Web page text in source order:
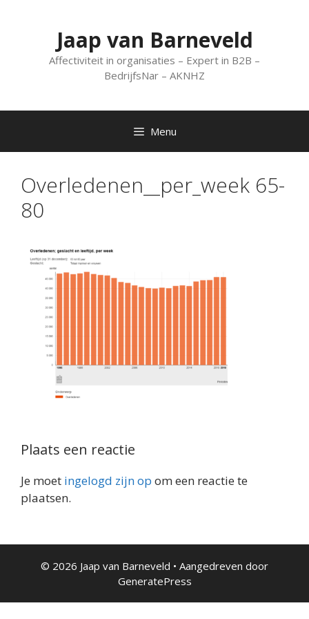
Jaap van Barneveld
Affectiviteit in organisaties – Expert in B2B –
BedrijfsNar – AKNHZ
Menu
Overledenen__per_week 65-
80
Plaats een reactie
Je moet ingelogd zijn op om een reactie te
plaatsen.
© 2026 Jaap van Barneveld • Aangedreven door
GeneratePress